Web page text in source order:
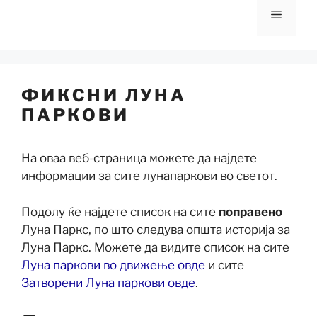
Мени
ФИКСНИ ЛУНА
ПАРКОВИ
На оваа веб-страница можете да најдете
информации за сите лунапаркови во светот.
Подолу ќе најдете список на сите поправено
Луна Паркс, по што следува општа историја за
Луна Паркс. Можете да видите список на сите
Луна паркови во движење овде и сите
Затворени Луна паркови овде.